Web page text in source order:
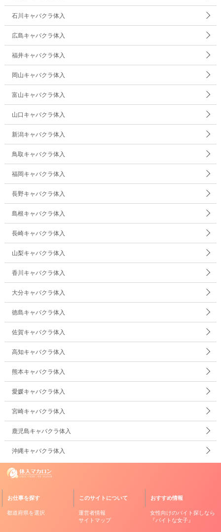
石川キャバクラ体入
広島キャバクラ体入
福井キャバクラ体入
岡山キャバクラ体入
富山キャバクラ体入
山口キャバクラ体入
新潟キャバクラ体入
鳥取キャバクラ体入
福岡キャバクラ体入
長野キャバクラ体入
島根キャバクラ体入
長崎キャバクラ体入
山梨キャバクラ体入
香川キャバクラ体入
大分キャバクラ体入
徳島キャバクラ体入
佐賀キャバクラ体入
高知キャバクラ体入
熊本キャバクラ体入
愛媛キャバクラ体入
宮崎キャバクラ体入
鹿児島キャバクラ体入
沖縄キャバクラ体入
お仕事を探す
都道府県を選択
このサイトについて
運営者情報
サイトマップ
おすすめ情報
女性向けのバイト探しなら
『バイトな女子』